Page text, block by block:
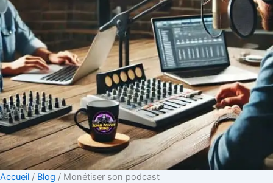
Accueil / Blog / Monétiser son podcast